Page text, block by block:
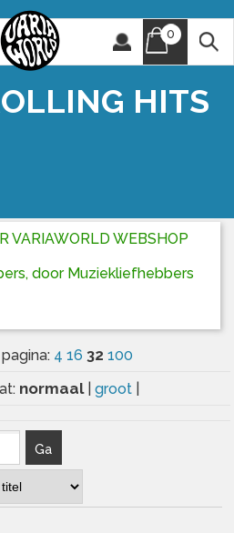
0
HITS
VARIAWORLD WEBSHOP
door Muziekliefhebbers
4 16 32 100
normaal groot
Ga